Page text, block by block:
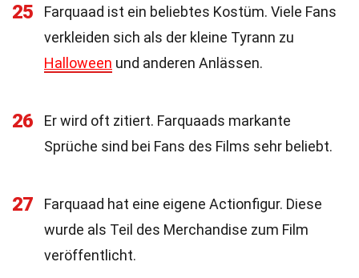
25
Farquaad ist ein beliebtes Kostüm. Viele Fans
verkleiden sich als der kleine Tyrann zu
Halloween und anderen Anlässen.
26
Er wird oft zitiert. Farquaads markante
Sprüche sind bei Fans des Films sehr beliebt.
27
Farquaad hat eine eigene Actionfigur. Diese
wurde als Teil des Merchandise zum Film
veröffentlicht.